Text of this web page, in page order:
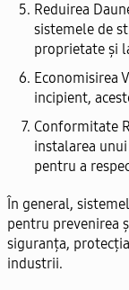
Reduirea
sistemele de
proprietate și
Economisirea
incipient,
Conformitate
instalarea
pentru a
În general,
pentru prevenirea
siguranța,
industrii.